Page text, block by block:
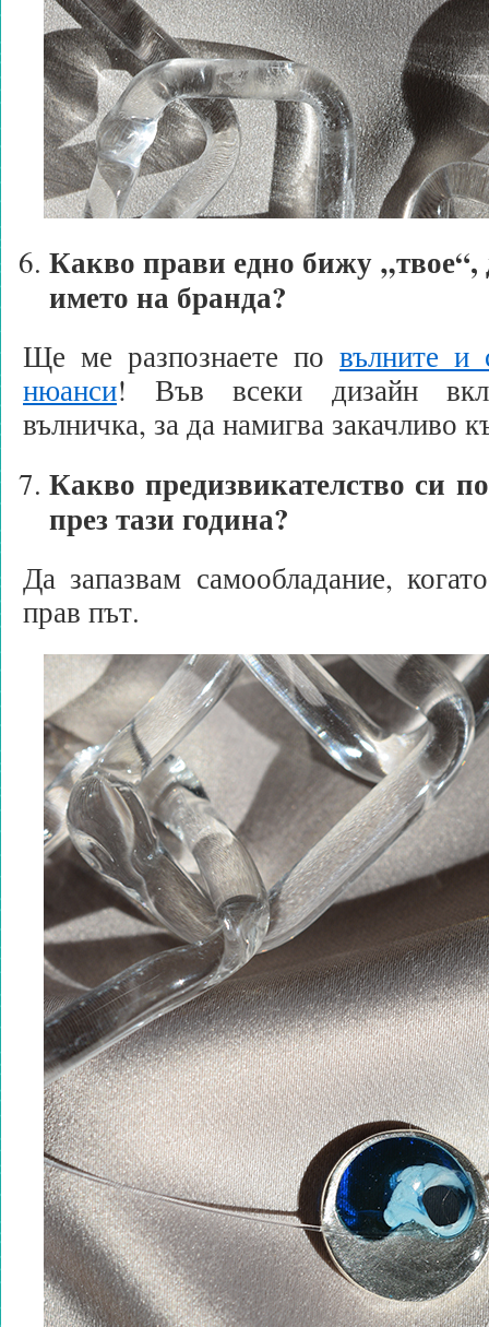
Какво прави едно бижу „твое“,
името на бранда?
Ще ме разпознаете по вълните и
нюанси! Във всеки дизайн
вълничка, за да намигва закачливо
Какво предизвикателство си
през тази година?
Да запазвам самообладание,
прав път.